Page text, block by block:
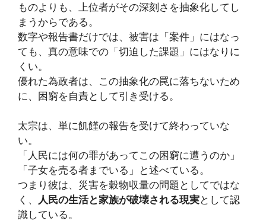
ものよりも、上位者がその深刻さを抽象化してし
まうからである。
数字や報告書だけでは、被害は「案件」にはなっ
ても、真の意味での「切迫した課題」にはなりに
くい。
優れた為政者は、この抽象化の罠に落ちないため
に、困窮を自責として引き受ける。
太宗は、単に飢饉の報告を受けて終わっていな
い。
「人民には何の罪があってこの困窮に遭うのか」
「子女を売る者までいる」と述べている。
つまり彼は、災害を穀物収量の問題としてではな
く、 人民の生活と家族が破壊される現実として認
識している。